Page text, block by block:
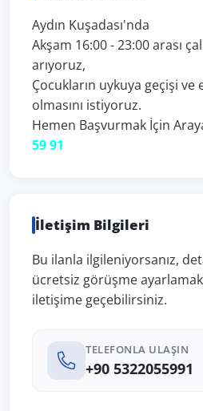
Aydın Kuşadası'nda
Akşam 16:00 - 23:00 arası
arıyoruz,
Çocukların uykuya geçişi ve
olmasını istiyoruz.
Hemen Başvurmak İçin
59 91
İletişim Bilgileri
Bu ilanla ilgileniyorsanız,
ücretsiz görüşme
iletişime geçebilirsiniz.
TELEFONLA ULAŞIN
+90 5322055991